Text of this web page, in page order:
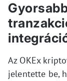
Az OKEx
jelentette be,